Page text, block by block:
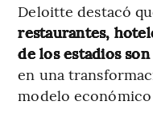
Deloitte destacó
restaurantes,
de los estadios
en una
modelo